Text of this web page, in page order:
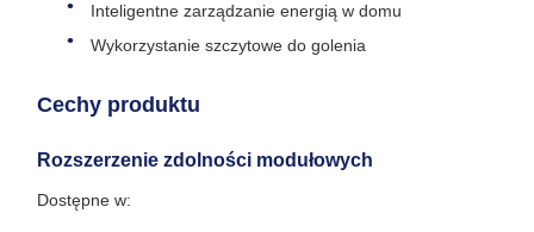
Inteligentne zarządzanie energią w domu
Wykorzystanie szczytowe do golenia
Cechy produktu
Rozszerzenie zdolności modułowych
Dostępne w: